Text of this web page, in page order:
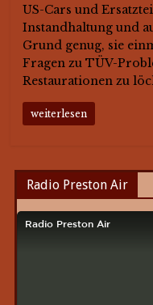
US-Cars und
Instandhaltung und
Grund genug, sie
Fragen zu TÜV-
Restaurationen zu
weiterlesen
Radio Preston Air